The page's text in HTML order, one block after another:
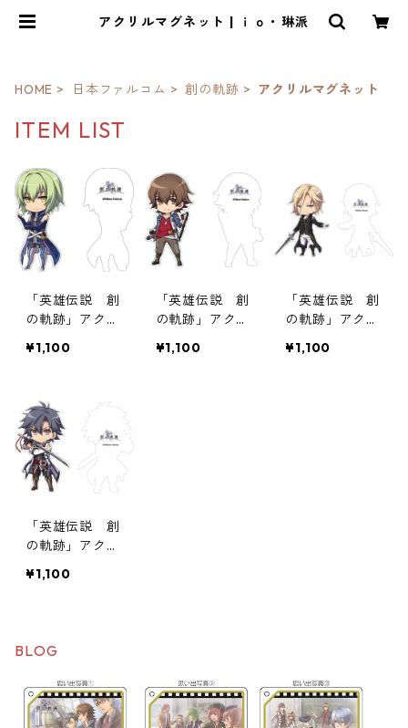
アクリルマグネット | ｉｏ・琳派
HOME 日本ファルコム 創の軌跡 アクリルマグネット
ITEM LIST
「英雄伝説 創
の軌跡」アクリ
4弾
¥1,100
「英雄伝説 創
の軌跡」アクリ
3弾
¥1,100
「英雄伝説 創
の軌跡」アクリ
2弾
¥1,100
「英雄伝説 創
の軌跡」アクリ
1弾
¥1,100
BLOG